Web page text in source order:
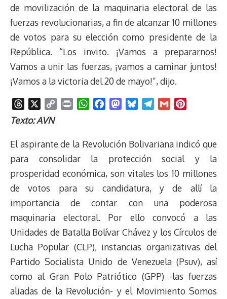
de movilización de la maquinaria electoral de las
fuerzas revolucionarias, a fin de alcanzar 10 millones
de votos para su elección como presidente de la
República. “Los invito. ¡Vamos a prepararnos!
Vamos a unir las fuerzas, ¡vamos a caminar juntos!
¡Vamos a la victoria del 20 de mayo!”, dijo.
h
e
d
s
y
i
n
k
n
W
t
s
A
p
p
e
o
o
k
M
t
d
o
n
e
k
y
e
a
m
i
t
e
t
Texto: AVN
El aspirante de la Revolución Bolivariana indicó que
para consolidar la protección social y la
prosperidad económica, son vitales los 10 millones
de votos para su candidatura, y de allí la
importancia de contar con una poderosa
maquinaria electoral. Por ello convocó a las
Unidades de Batalla Bolívar Chávez y los Círculos de
Lucha Popular (CLP), instancias organizativas del
Partido Socialista Unido de Venezuela (Psuv), así
como al Gran Polo Patriótico (GPP) -las fuerzas
aliadas de la Revolución- y el Movimiento Somos